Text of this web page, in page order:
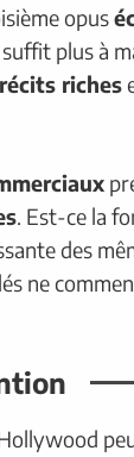
opus
plus à
riches
. Est-ce la
des
ne